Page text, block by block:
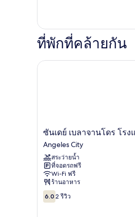
ควีน
ไซส์
1
เตียง,
ไมโครเวฟ
เกี่ยว
กับ
ห้อง
พี
เย็น
และ
ไมโครเวฟ
ที่พักที่คล้ายกัน
ซัน
เดย์
เบ
ลา
จาน
โดร
โรงแรม
Angeles
City
ซันเดย์ เบลาจานโดร โรง
Angeles City
สระว่ายน้ำ
ที่จอดรถฟรี
Wi-Fi ฟรี
ร้านอาหาร
6.0
จาก
6.0 2 รีวิว
ซันเดย์ เบลาจานโดร โรงแรม